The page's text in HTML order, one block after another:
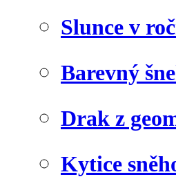
Slunce v
Barevný
Drak z
Kytice